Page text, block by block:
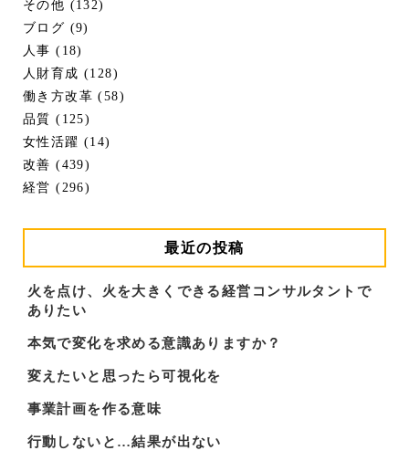
その他 (132)
ブログ (9)
人事 (18)
人財育成 (128)
働き方改革 (58)
品質 (125)
女性活躍 (14)
改善 (439)
経営 (296)
最近の投稿
火を点け、火を大きくできる経営コンサルタントで
ありたい
本気で変化を求める意識ありますか？
変えたいと思ったら可視化を
事業計画を作る意味
行動しないと…結果が出ない